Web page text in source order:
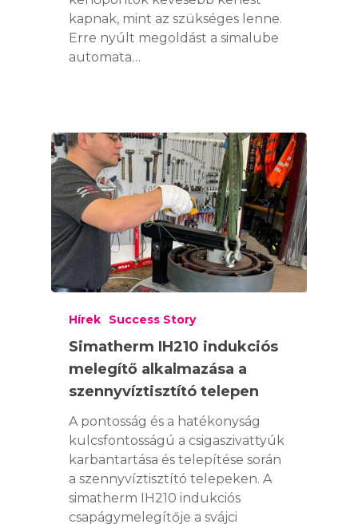
kapnak, mint az szükséges lenne.
Erre nyúlt megoldást a simalube
automata…
Hírek Success Story
Simatherm IH210 indukciós
melegítő alkalmazása a
szennyvíztisztító telepen
A pontosság és a hatékonyság
kulcsfontosságú a csigaszivattyúk
karbantartása és telepítése során
a szennyvíztisztító telepeken. A
simatherm IH210 indukciós
csapágymelegítője a svájci